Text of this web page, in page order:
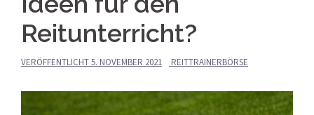
Reitunterricht?
VERÖFFENTLICHT5. NOVEMBER 2021 REITTRAINERBÖRSE